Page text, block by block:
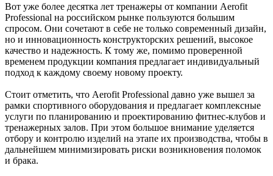
Вот уже более десятка лет тренажеры от компании Aerofit
Professional на российском рынке пользуются большим
спросом. Они сочетают в себе не только современный дизайн,
но и инновационность конструкторских решений, высокое
качество и надежность. К тому же, помимо проверенной
временем продукции компания предлагает индивидуальный
подход к каждому своему новому проекту.
Стоит отметить, что Aerofit Professional давно уже вышел за
рамки спортивного оборудования и предлагает комплексные
услуги по планированию и проектированию фитнес-клубов и
тренажерных залов. При этом большое внимание уделяется
отбору и контролю изделий на этапе их производства, чтобы в
дальнейшем минимизировать риски возникновения поломок
и брака.